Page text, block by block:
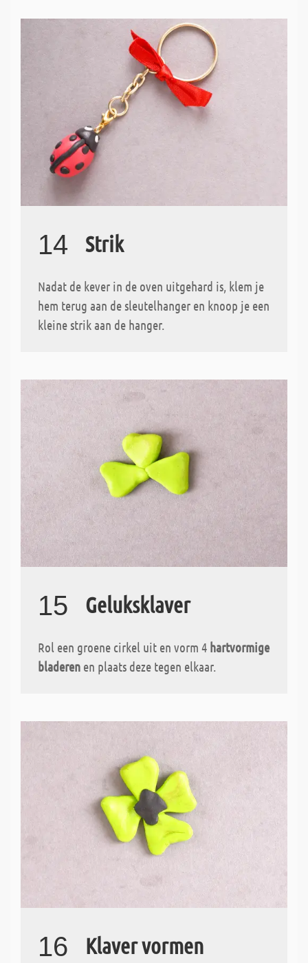
14 Strik
Nadat de kever in de oven uitgehard is, klem je
hem terug aan de sleutelhanger en knoop je een
kleine strik aan de hanger.
15 Geluksklaver
Rol een groene cirkel uit en vorm 4 hartvormige
bladeren en plaats deze tegen elkaar.
16 Klaver vormen